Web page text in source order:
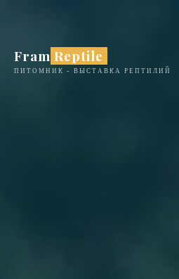
Fram Reptile
ПИТОМНИК - ВЫСТАВКА РЕПТИЛИЙ